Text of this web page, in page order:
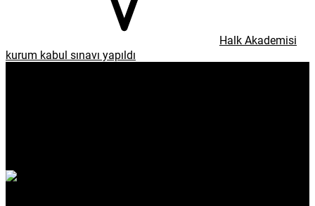
Halk Akademisi
kurum kabul sınavı yapıldı